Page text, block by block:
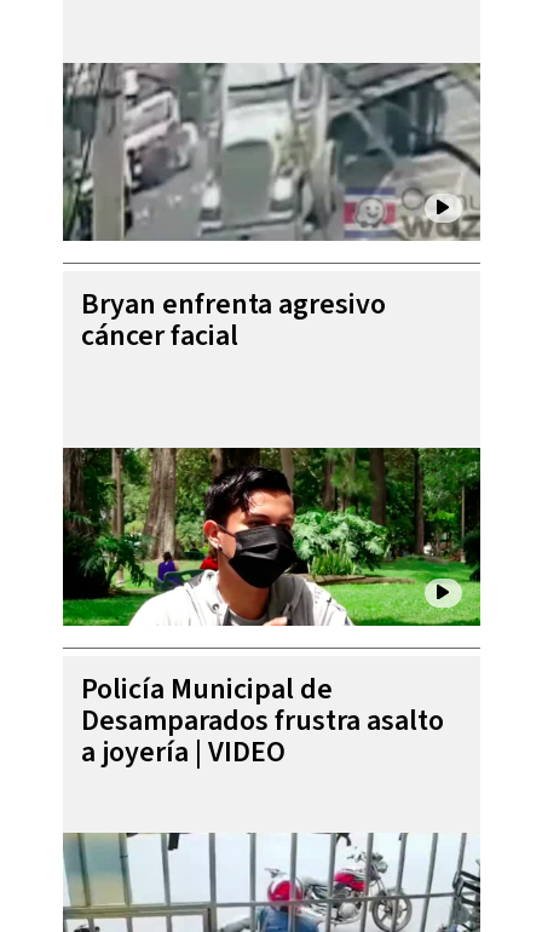
Bryan enfrenta agresivo
cáncer facial
Policía Municipal de
Desamparados frustra asalto
a joyería | VIDEO